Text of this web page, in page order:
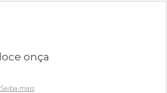
onça
Saiba mais